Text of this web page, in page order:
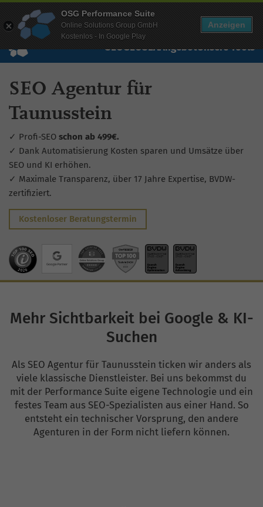
Wissen Free Checks Über uns Free Account
SEOGEOSEAAngebotUnsere Tools
SEO Agentur für
Taunusstein
✓ Profi-SEO schon ab 499€.
✓ Dank Automatisierung Kosten sparen und Umsätze über
SEO und KI erhöhen.
✓ Maximale Transparenz, über 17 Jahre Expertise, BVDW-
zertifiziert.
Kostenloser Beratungstermin
Mehr Sichtbarkeit bei Google & KI-
Suchen
Als SEO Agentur für Taunusstein ticken wir anders als
viele klassische Dienstleister. Bei uns bekommst du
mit der Performance Suite eigene Technologie und ein
festes Team aus SEO-Spezialisten aus einer Hand. So
entsteht ein technischer Vorsprung, den andere
Agenturen in der Form nicht liefern können.
OSG Performance Suite
Online Solutions Group GmbH
Kostenlos - In Google Play
Anzeigen